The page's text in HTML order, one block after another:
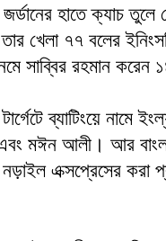
হাতে ক্যাচ
খেলা ৭৭ বলের
সাব্বির রহমান করেন
ব্যাটিংয়ে নামে
মঈন আলী। আর
নড়াইল এক্সপ্রেসের করা